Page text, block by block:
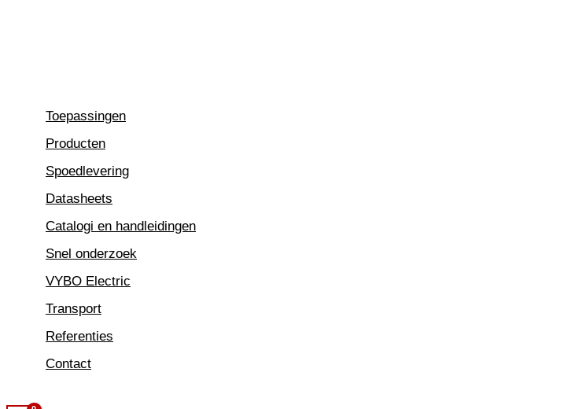
Toepassingen
Producten
Spoedlevering
Datasheets
Catalogi en handleidingen
Snel onderzoek
VYBO Electric
Transport
Referenties
Contact